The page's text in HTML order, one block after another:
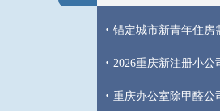
· 锚定城市新青年住房
· 2026重庆新注册小公
· 重庆办公室除甲醛公